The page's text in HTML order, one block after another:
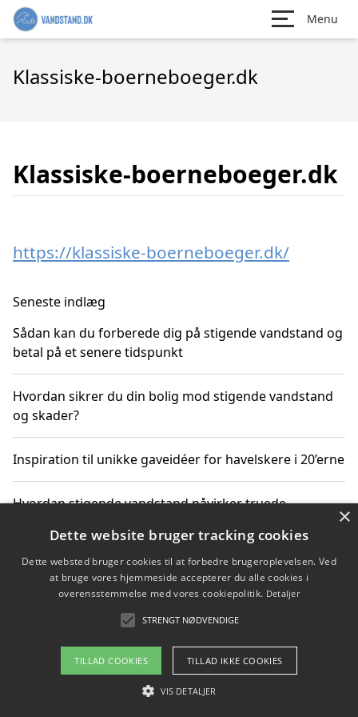
Menu
Klassiske-boerneboeger.dk
Klassiske-boerneboeger.dk
https://klassiske-boerneboeger.dk/
Seneste indlæg
Sådan kan du forberede dig på stigende vandstand og
betal på et senere tidspunkt
Hvordan sikrer du din bolig mod stigende vandstand
og skader?
Inspiration til unikke gaveidéer for havelskere i 20’erne
Hvordan stigende vandstand påvirker truede
Sådan vælger du de bedste vandrerygsække til
vandreture i Danmark
Copyright 2026 - Pilanto Aps
Om / kontakt
×
Dette website bruger tracking cookies
Dette websted bruger cookies til at forbedre brugeroplevelsen. Ved
at bruge vores hjemmeside accepterer du alle cookies i
overensstemmelse med vores cookiepolitik. Detaljer
STRENGT NØDVENDIGE
TILLAD COOKIES TILLAD IKKE COOKIES
VIS DETALJER